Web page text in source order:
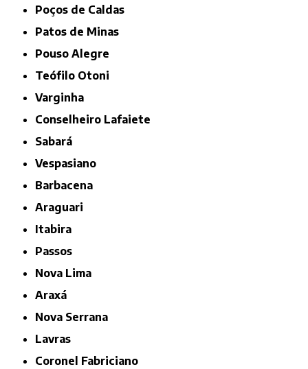
Poços de Caldas
Patos de Minas
Pouso Alegre
Teófilo Otoni
Varginha
Conselheiro Lafaiete
Sabará
Vespasiano
Barbacena
Araguari
Itabira
Passos
Nova Lima
Araxá
Nova Serrana
Lavras
Coronel Fabriciano